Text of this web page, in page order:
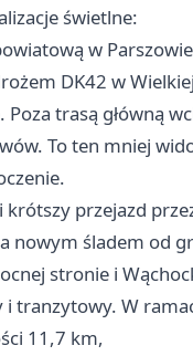
świetlne:
w
DK42 w
Poza trasą główną
To ten mniej
krótszy przejazd
nowym śladem od
stronie i
tranzytowy. W
11,7 km,